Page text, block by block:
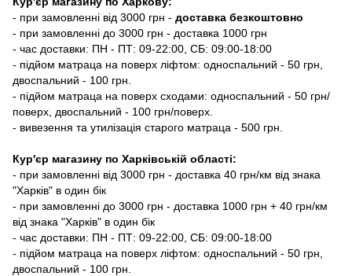
- при замовленні від 3000 грн - доставка безкоштовно
- при замовленні до 3000 грн - доставка 1000 грн
- час доставки: ПН - ПТ: 09-22:00, СБ: 09:00-18:00
- підйом матраца на поверх ліфтом: односпальний - 50 грн,
двоспальний - 100 грн.
- підйом матраца на поверх сходами: односпальний - 50 грн/
поверх, двоспальний - 100 грн/поверх.
- вивезення та утилізація старого матраца - 500 грн.
Кур'єр магазину по Харківській області:
- при замовленні від 3000 грн - доставка 40 грн/км від знака
"Харків" в один бік
- при замовленні до 3000 грн - доставка 1000 грн + 40 грн/км
від знака "Харків" в один бік
- час доставки: ПН - ПТ: 09-22:00, СБ: 09:00-18:00
- підйом матраца на поверх ліфтом: односпальний - 50 грн,
двоспальний - 100 грн.